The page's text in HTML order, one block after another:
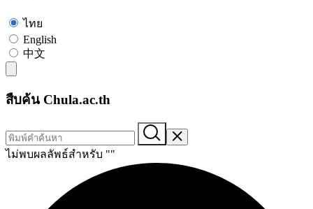
ไทย
English
中文
สืบค้น Chula.ac.th
ไม่พบผลลัพธ์สำหรับ ""